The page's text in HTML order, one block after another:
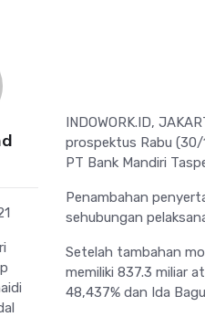
INDOWORK.ID,
prospektus Rabu (30/
PT Bank Mandiri
Penambahan
sehubungan
Setelah tambahan
memiliki 837.3 miliar
48,437% dan Ida